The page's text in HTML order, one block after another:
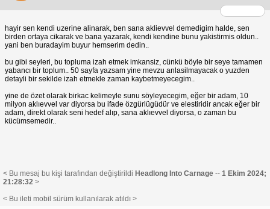
hayir sen kendi uzerine alinarak, ben sana aklievvel demedigim halde, sen
birden ortaya cikarak ve bana yazarak, kendi kendine bunu yakistirmis oldun..
yani ben buradayim buyur hemserim dedin..
bu gibi seyleri, bu topluma izah etmek imkansiz, cünkü böyle bir seye tamamen
yabancı bir toplum.. 50 sayfa yazsam yine mevzu anlasilmayacak o yuzden
detayli bir sekilde izah etmekle zaman kaybetmeyecegim..
yine de özet olarak birkac kelimeyle sunu söyleyecegim, eğer bir adam, 10
milyon aklıevvel var diyorsa bu ifade özgürlügüdür ve elestiridir ancak eğer bir
adam, direkt olarak seni hedef alıp, sana aklıevvel diyorsa, o zaman bu
kücümsemedir..
< Bu mesaj bu kişi tarafından değiştirildi Headlong Into Carnage -- 1 Ekim 2024;
21:28:32 >
< Bu ileti mobil sürüm kullanılarak atıldı >